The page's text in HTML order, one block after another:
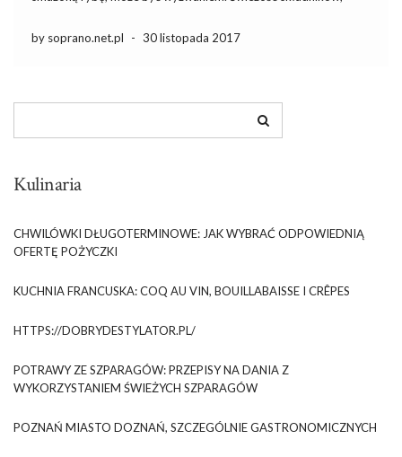
które wpływają na satysfakcję z wizyty. Warto poświęcić chwilę
by soprano.net.pl - 30 listopada 2017
Kulinaria
CHWILÓWKI DŁUGOTERMINOWE: JAK WYBRAĆ ODPOWIEDNIĄ
OFERTĘ POŻYCZKI
KUCHNIA FRANCUSKA: COQ AU VIN, BOUILLABAISSE I CRÊPES
HTTPS://DOBRYDESTYLATOR.PL/
POTRAWY ZE SZPARAGÓW: PRZEPISY NA DANIA Z
WYKORZYSTANIEM ŚWIEŻYCH SZPARAGÓW
POZNAŃ MIASTO DOZNAŃ, SZCZEGÓLNIE GASTRONOMICZNYCH